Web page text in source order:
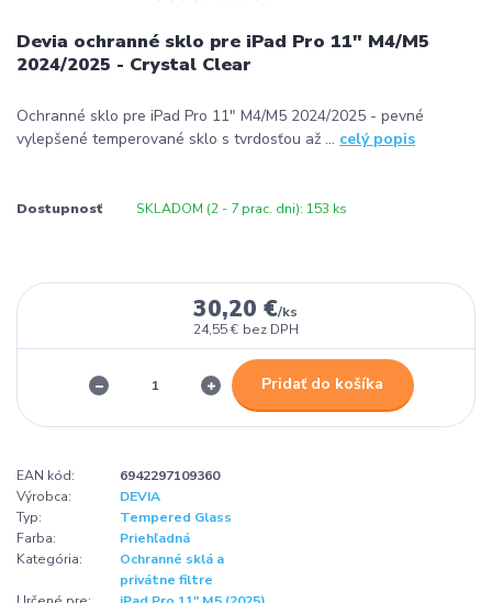
Devia ochranné sklo pre iPad Pro 11" M4/M5
2024/2025 - Crystal Clear
Ochranné sklo pre iPad Pro 11" M4/M5 2024/2025 - pevné
vylepšené temperované sklo s tvrdosťou až ... celý popis
Dostupnosť SKLADOM (2 - 7 prac. dni): 153 ks
30,20 €/ks
24,55 € bez DPH
Pridať do košíka
EAN kód:
6942297109360
Výrobca:
DEVIA
Typ:
Tempered Glass
Farba:
Priehľadná
Kategória:
Ochranné sklá a
privátne filtre